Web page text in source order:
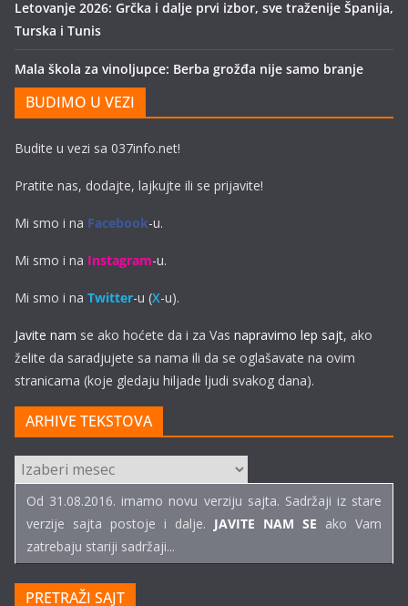
Letovanje 2026: Grčka i dalje prvi izbor, sve traženije Španija,
Turska i Tunis
Mala škola za vinoljupce: Berba grožđa nije samo branje
BUDIMO U VEZI
Budite u vezi sa 037info.net!
Pratite nas, dodajte, lajkujte ili se prijavite!
Mi smo i na Facebook-u.
Mi smo i na Instagram-u.
Mi smo i na Twitter-u (X-u).
Javite nam se ako hoćete da i za Vas napravimo lep sajt, ako
želite da saradjujete sa nama ili da se oglašavate na ovim
stranicama (koje gledaju hiljade ljudi svakog dana).
ARHIVE TEKSTOVA
ARHIVE
TEKSTOVA
Od 31.08.2016. imamo novu verziju sajta. Sadržaji iz stare
verzije sajta postoje i dalje. JAVITE NAM SE ako Vam
zatrebaju stariji sadržaji...
PRETRAŽI SAJT